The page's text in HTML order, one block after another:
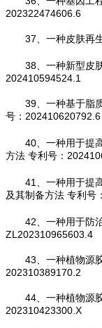
202322474606.6
37、一种皮肤再
38、一种新型皮
202410594524.1
39、一种基于脂
号：202410620792.6
40、一种用于提
方法 专利号：
41、一种用于提
及其制备方法 专利号
42、一种用于防
ZL202310965603.4
43、一种植物源
202310389170.2
44、一种植物源
202310423300.X